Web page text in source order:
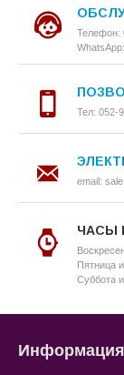
Телефон:
Тел: 052-
email:
ЧАСЫ
Пятница
Суббота
Информация